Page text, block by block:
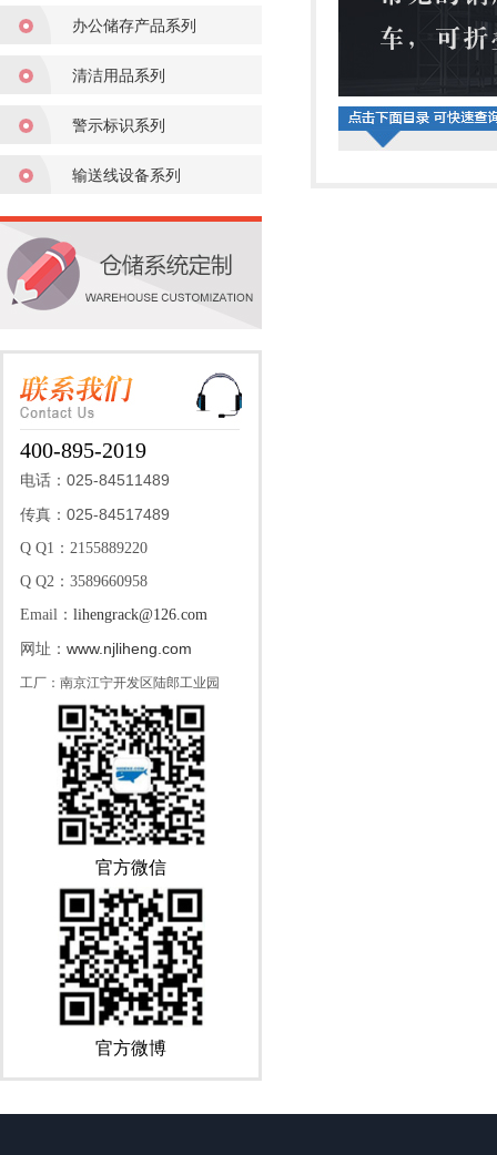
办公储存产品系列
清洁用品系列
警示标识系列
输送线设备系列
400-895-2019
电话： 025-84511489
传真： 025-84517489
Q Q1：2155889220
Q Q2：3589660958
Email： lihengrack@126.com
网址： www.njliheng.com
工厂：南京江宁开发区陆郎工业园
官方微信
官方微博